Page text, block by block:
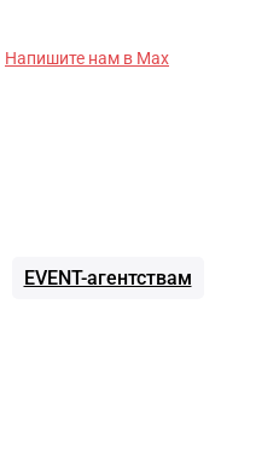
Напишите нам в Max
EVENT-агентствам